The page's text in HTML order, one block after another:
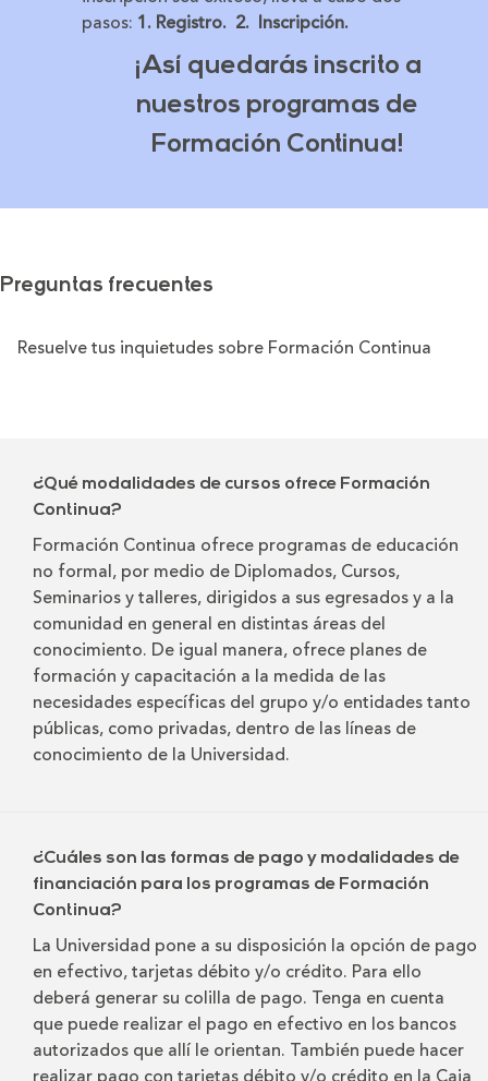
pasos: 1. Registro. 2. Inscripción.
¡Así quedarás inscrito a
nuestros programas de
Formación Continua!
Preguntas frecuentes
Resuelve tus inquietudes sobre Formación Continua
¿Qué modalidades de cursos ofrece Formación
Continua?
Formación Continua ofrece programas de educación
no formal, por medio de Diplomados, Cursos,
Seminarios y talleres, dirigidos a sus egresados y a la
comunidad en general en distintas áreas del
conocimiento. De igual manera, ofrece planes de
formación y capacitación a la medida de las
necesidades específicas del grupo y/o entidades tanto
públicas, como privadas, dentro de las líneas de
conocimiento de la Universidad.
¿Cuáles son las formas de pago y modalidades de
financiación para los programas de Formación
Continua?
La Universidad pone a su disposición la opción de pago
en efectivo, tarjetas débito y/o crédito. Para ello
deberá generar su colilla de pago. Tenga en cuenta
que puede realizar el pago en efectivo en los bancos
autorizados que allí le orientan. También puede hacer